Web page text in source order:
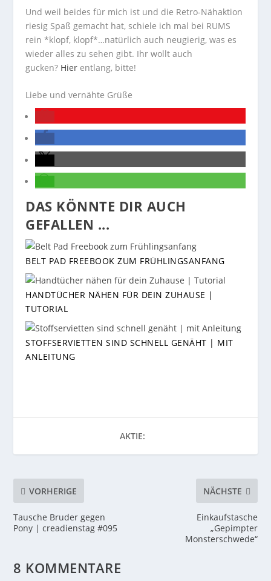
Und weil beides für mich ist und die Retro-Nähaktion
riesig Spaß gemacht hat, schiele ich mal bei RUMS
rein *klopf, klopf*…natürlich auch neugierig, was es
wieder alles zu sehen gibt. Ihr wollt auch
gucken? Hier entlang, bitte!
Liebe und vernähte Grüße
DAS KÖNNTE DIR AUCH
GEFALLEN ...
BELT PAD FREEBOOK ZUM FRÜHLINGSANFANG
HANDTÜCHER NÄHEN FÜR DEIN ZUHAUSE |
TUTORIAL
STOFFSERVIETTEN SIND SCHNELL GENÄHT | MIT
ANLEITUNG
AKTIE:
VORHERIGE
Tausche Bruder gegen
Pony | creadienstag #095
NÄCHSTE
Einkaufstasche
„Gepimpter
Monsterschwede“
8 KOMMENTARE